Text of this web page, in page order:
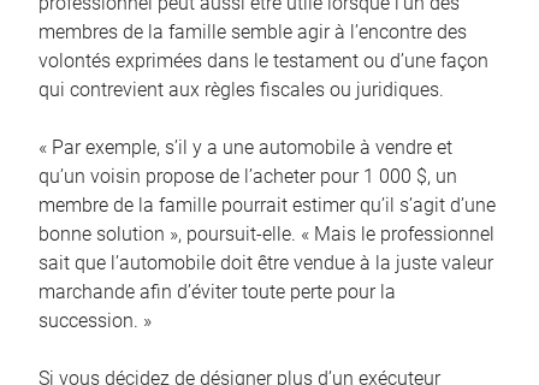
membres de la famille semble agir à l’encontre des
volontés exprimées dans le testament ou d’une façon
qui contrevient aux règles fiscales ou juridiques.
« Par exemple, s’il y a une automobile à vendre et
qu’un voisin propose de l’acheter pour 1 000 $, un
membre de la famille pourrait estimer qu’il s’agit d’une
bonne solution », poursuit-elle. « Mais le professionnel
sait que l’automobile doit être vendue à la juste valeur
marchande afin d’éviter toute perte pour la
succession. »
Si vous décidez de désigner plus d’un exécuteur